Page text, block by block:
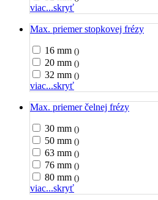
viac...skryť
Max. priemer stopkovej frézy
16 mm ()
20 mm ()
32 mm ()
viac...skryť
Max. priemer čelnej frézy
30 mm ()
50 mm ()
63 mm ()
76 mm ()
80 mm ()
viac...skryť